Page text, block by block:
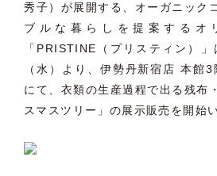
秀子）が展開する、オーガニック
ブルな暮らしを提案するオ
「PRISTINE（プリスティン）
（水）より、伊勢丹新宿店 本館
にて、衣類の生産過程で出る残布
スマスツリー」の展示販売を開始